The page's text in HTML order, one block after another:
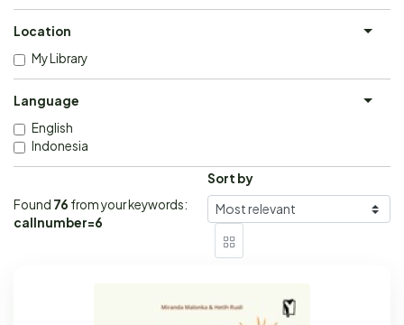
Location
My Library
Language
English
Indonesia
Found 76 from your keywords:
callnumber=6
Sort by